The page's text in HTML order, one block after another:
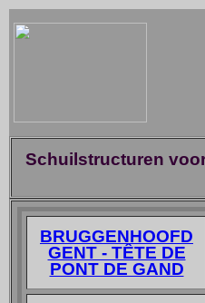
Schuilstructuren
BRUGGENHOOFD
GENT - TÊTE DE
PONT DE GAND